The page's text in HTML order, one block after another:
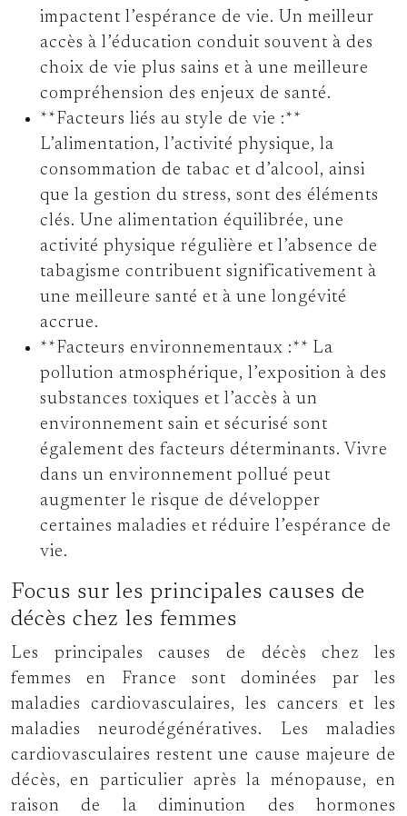
impactent l’espérance de vie. Un meilleur
accès à l’éducation conduit souvent à des
choix de vie plus sains et à une meilleure
compréhension des enjeux de santé.
**Facteurs liés au style de vie :**
L’alimentation, l’activité physique, la
consommation de tabac et d’alcool, ainsi
que la gestion du stress, sont des éléments
clés. Une alimentation équilibrée, une
activité physique régulière et l’absence de
tabagisme contribuent significativement à
une meilleure santé et à une longévité
accrue.
**Facteurs environnementaux :** La
pollution atmosphérique, l’exposition à des
substances toxiques et l’accès à un
environnement sain et sécurisé sont
également des facteurs déterminants. Vivre
dans un environnement pollué peut
augmenter le risque de développer
certaines maladies et réduire l’espérance de
vie.
Focus sur les principales causes de
décès chez les femmes
Les principales causes de décès chez les
femmes en France sont dominées par les
maladies cardiovasculaires, les cancers et les
maladies neurodégénératives. Les maladies
cardiovasculaires restent une cause majeure de
décès, en particulier après la ménopause, en
raison de la diminution des hormones